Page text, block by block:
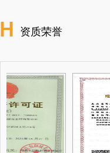
资质荣誉